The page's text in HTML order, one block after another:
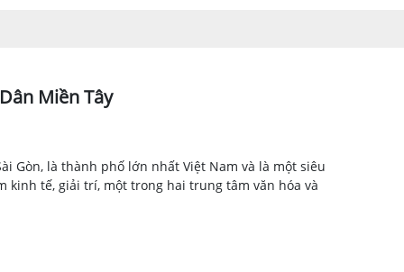
Miền Tây
Gòn, là thành phố lớn nhất Việt Nam và là một siêu
tế, giải trí, một trong hai trung tâm văn hóa và